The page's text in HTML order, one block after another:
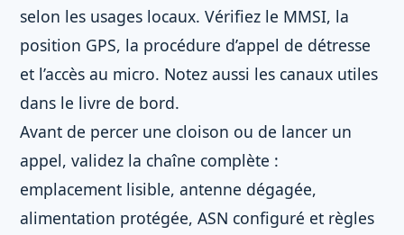
selon les usages locaux. Vérifiez le MMSI, la
position GPS, la procédure d’appel de détresse
et l’accès au micro. Notez aussi les canaux utiles
dans le livre de bord.
Avant de percer une cloison ou de lancer un
appel, validez la chaîne complète :
emplacement lisible, antenne dégagée,
alimentation protégée, ASN configuré et règles